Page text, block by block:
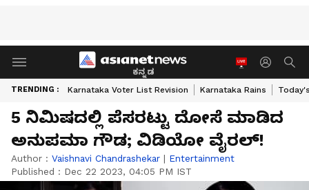
ಕನ್ನಡ
TRENDING : Karnataka Voter List Revision Karnataka Rains
5 ನಿಮಿಷದಲ್ಲಿ ಪೆಸರಟ್ಟು ದೋಸೆ ಮಾಡಿದ
ಅನುಪಮಾ ಗೌಡ; ವಿಡಿಯೋ ವೈರಲ್!
Author : Vaishnavi Chandrashekar | Entertainment
Published : Dec 22 2023, 04:05 PM IST